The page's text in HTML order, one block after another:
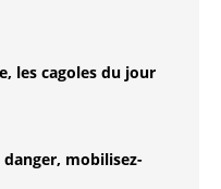
les cagoles du jour
mobilisez-